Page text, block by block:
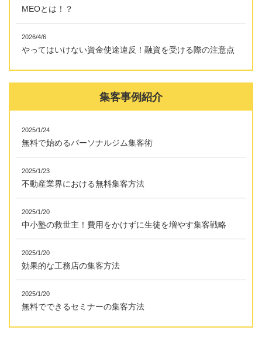
MEOとは！？
2026/4/6
やってはいけない資金使途違反！融資を受ける際の注意点
集客事例紹介
2025/1/24
無料で始めるパーソナルジム集客術
2025/1/23
不動産業界における無料集客方法
2025/1/20
中小塾の救世主！費用をかけずに生徒を増やす集客戦略
2025/1/20
効果的な工務店の集客方法
2025/1/20
無料でできるセミナーの集客方法